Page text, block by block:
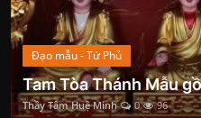
Đạo mẫu - Tứ Phủ
Tam Tòa Thánh Mẫu
Thầy Tâm Huệ Minh 0 96